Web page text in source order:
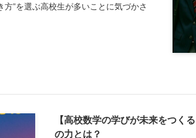
”を選ぶ高校生が多いことに気づかさ
【高校数学の学びが未来をつく
の力とは？